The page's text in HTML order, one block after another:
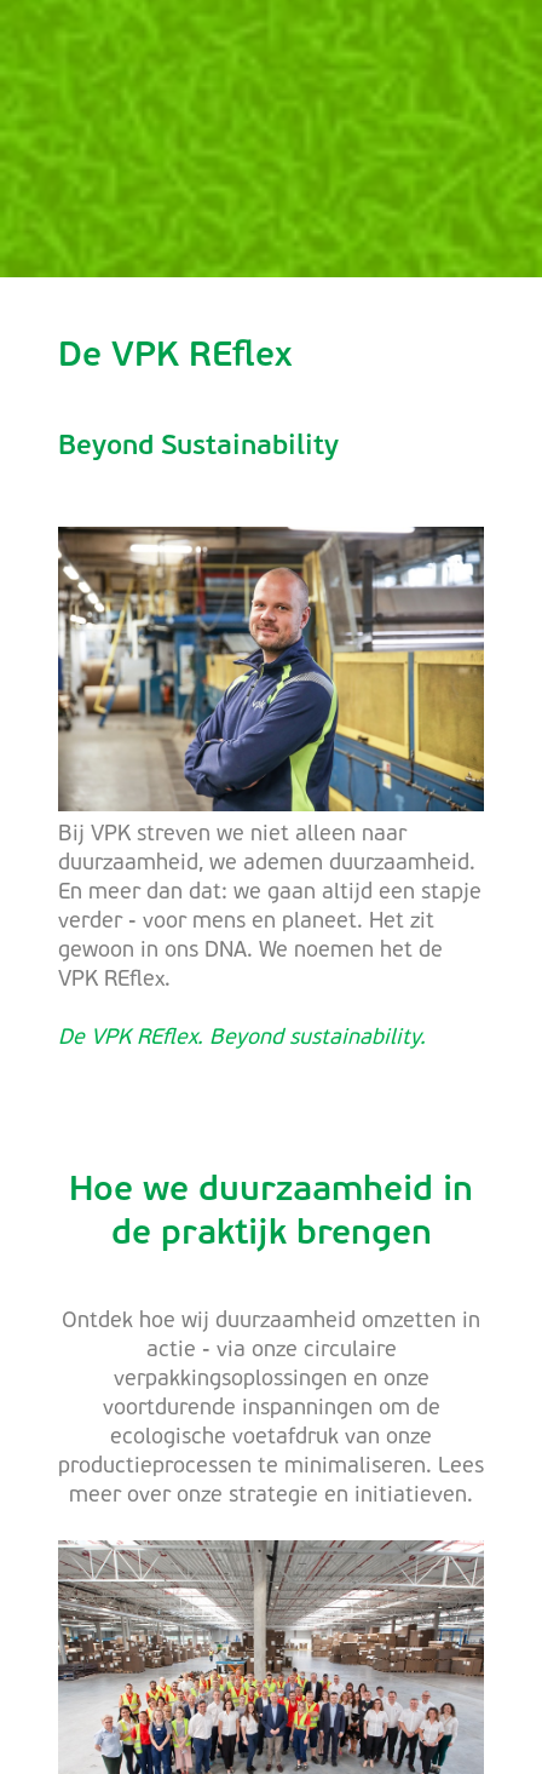
De VPK REflex
Beyond Sustainability
Bij VPK streven we niet alleen naar
duurzaamheid, we ademen duurzaamheid.
En meer dan dat: we gaan altijd een stapje
verder - voor mens en planeet. Het zit
gewoon in ons DNA. We noemen het de
VPK REflex.
De VPK REflex. Beyond sustainability.
Hoe we duurzaamheid in
de praktijk brengen
Ontdek hoe wij duurzaamheid omzetten in
actie - via onze circulaire
verpakkingsoplossingen en onze
voortdurende inspanningen om de
ecologische voetafdruk van onze
productieprocessen te minimaliseren. Lees
meer over onze strategie en initiatieven.